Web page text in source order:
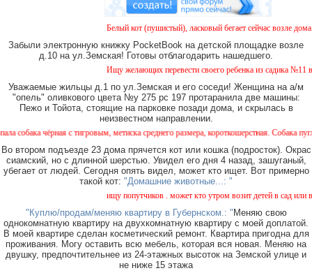
Белый кот (пушистый), ласковый бегает сейчас возле
Забыли электронную книжку PocketBook на детской площадке возле
д.10 на ул.Земская! Готовы отблагодарить нашедшего.
Ищу желающих перевести своего ребенка из садика №11
Уважаемые жильцы д.1 по ул.Земская и его соседи! Женщина на а/м
"опель" оливкового цвета №у 275 рс 197 протаранила две машины:
Пежо и Тойота, стоящие на парковке позади дома, и скрылась в
неизвестном направлении.
чёрная с тигровым, метиска среднего размера, короткошерстная. Собака
Во втором подъезде 23 дома прячется кот или кошка (подросток). Окрас
сиамский, но с длинной шерстью. Увидел его дня 4 назад, зашуганый,
убегает от людей. Сегодня опять видел, может кто ищет. Вот примерно
такой кот: "Домашние животные...: "
ищу попутчиков . может кто утром возит детей в сад или в
"Куплю/продам/меняю квартиру в Губернском.: "Меняю свою
однокомнатную квартиру на двухкомнатную квартиру с моей доплатой.
В моей квартире сделан косметический ремонт. Квартира пригодна для
проживания. Могу оставить всю мебель, которая вся новая. Меняю на
двушку, предпочтительнее из 24-этажных высоток на Земской улице и
не ниже 15 этажа